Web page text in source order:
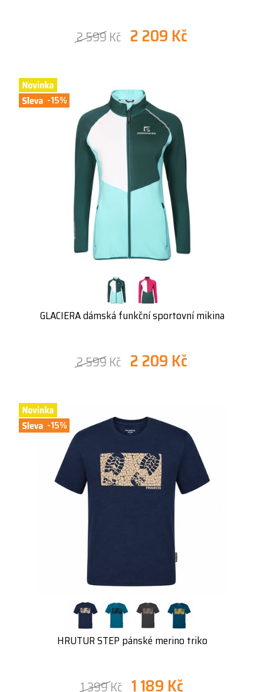
2 599 Kč 2 209 Kč
-15%
GLACIERA dámská funkční sportovní mikina
2 599 Kč 2 209 Kč
-15%
HRUTUR STEP pánské merino triko
1 399 Kč 1 189 Kč